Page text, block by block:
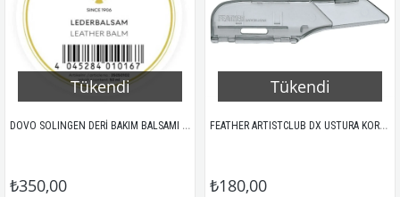
Tükendi
DOVO SOLINGEN DERİ BAKIM BALSAMI 50ML
₺350,00
Tükendi
FEATHER ARTISTCLUB DX USTURA KORUMA KAPAĞI
₺180,00